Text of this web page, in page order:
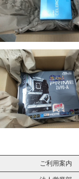
ご利用案内